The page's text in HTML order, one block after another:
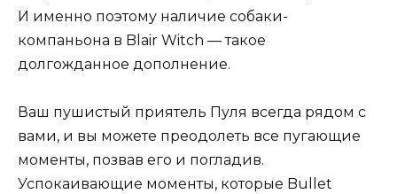
И именно поэтому наличие собаки-
компаньона в Blair Witch — такое
долгожданное дополнение.
Ваш пушистый приятель Пуля всегда рядом с
вами, и вы можете преодолеть все пугающие
моменты, позвав его и погладив.
Успокаивающие моменты, которые Bullet